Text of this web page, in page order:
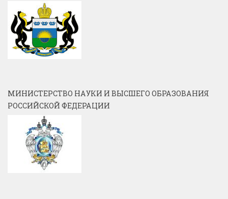
МИНИСТЕРСТВО НАУКИ И ВЫСШЕГО ОБРАЗОВАНИЯ
РОССИЙСКОЙ ФЕДЕРАЦИИ